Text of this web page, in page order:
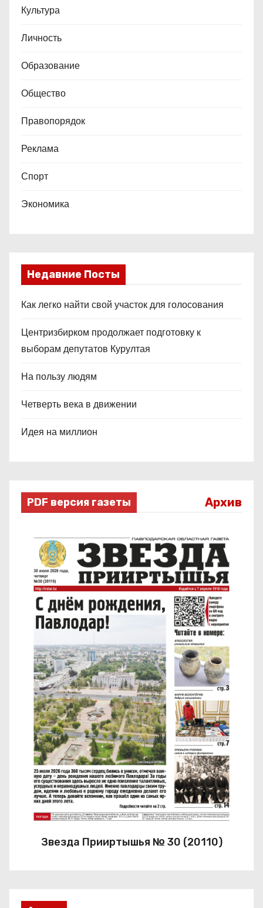
Культура
Личность
Образование
Общество
Правопорядок
Реклама
Спорт
Экономика
Недавние Посты
Как легко найти свой участок для голосования
Центризбирком продолжает подготовку к
выборам депутатов Курултая
На пользу людям
Четверть века в движении
Идея на миллион
PDF версия газеты Архив
Звезда Прииртышья № 30 (20110)